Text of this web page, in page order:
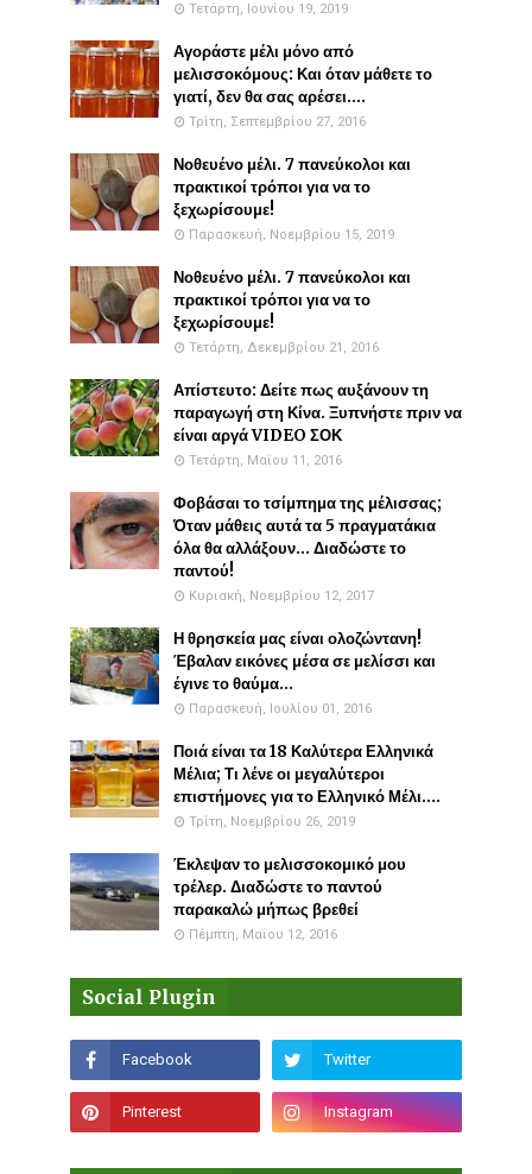
Τετάρτη, Ιουνίου 19, 2019
Αγοράστε μέλι μόνο από
μελισσοκόμους: Και όταν μάθετε το
γιατί, δεν θα σας αρέσει....
Τρίτη, Σεπτεμβρίου 27, 2016
Νοθευένο μέλι. 7 πανεύκολοι και
πρακτικοί τρόποι για να το
ξεχωρίσουμε!
Παρασκευή, Νοεμβρίου 15, 2019
Νοθευένο μέλι. 7 πανεύκολοι και
πρακτικοί τρόποι για να το
ξεχωρίσουμε!
Τετάρτη, Δεκεμβρίου 21, 2016
Απίστευτο: Δείτε πως αυξάνουν τη
παραγωγή στη Κίνα. Ξυπνήστε πριν να
είναι αργά VIDEO ΣΟΚ
Τετάρτη, Μαΐου 11, 2016
Φοβάσαι το τσίμπημα της μέλισσας;
Όταν μάθεις αυτά τα 5 πραγματάκια
όλα θα αλλάξουν... Διαδώστε το
παντού!
Κυριακή, Νοεμβρίου 12, 2017
Η θρησκεία μας είναι ολοζώντανη!
Έβαλαν εικόνες μέσα σε μελίσσι και
έγινε το θαύμα...
Παρασκευή, Ιουλίου 01, 2016
Ποιά είναι τα 18 Καλύτερα Ελληνικά
Μέλια; Τι λένε οι μεγαλύτεροι
επιστήμονες για το Ελληνικό Μέλι....
Τρίτη, Νοεμβρίου 26, 2019
Έκλεψαν το μελισσοκομικό μου
τρέλερ. Διαδώστε το παντού
παρακαλώ μήπως βρεθεί
Πέμπτη, Μαΐου 12, 2016
Social Plugin